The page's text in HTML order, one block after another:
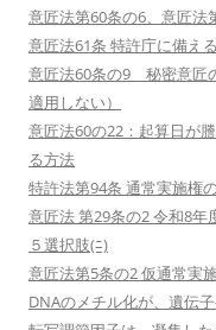
意匠法第60条の6、意匠法
意匠法61条 特許庁に備え
意匠法60条の9 秘密意匠
適用しない）
意匠法60の22：起算日が
る方法
特許法第94条 通常実施権
意匠法 第29条の2 令和8年
５選択肢(ﾆ)
意匠法第5条の2 仮通常実
DNAのメチル化が、遺伝